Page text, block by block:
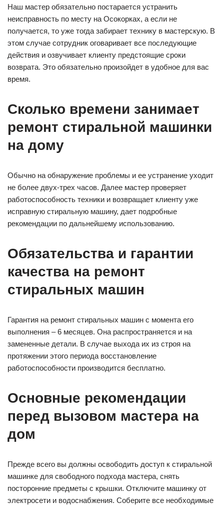
Наш мастер обязательно постарается устранить
неисправность по месту на Осокорках, а если не
получается, то уже тогда забирает технику в мастерскую. В
этом случае сотрудник оговаривает все последующие
действия и озвучивает клиенту предстоящие сроки
возврата. Это обязательно произойдет в удобное для вас
время.
Сколько времени занимает
ремонт стиральной машинки
на дому
Обычно на обнаружение проблемы и ее устранение уходит
не более двух-трех часов. Далее мастер проверяет
работоспособность техники и возвращает клиенту уже
исправную стиральную машину, дает подробные
рекомендации по дальнейшему использованию.
Обязательства и гарантии
качества на ремонт
стиральных машин
Гарантия на ремонт стиральных машин с момента его
выполнения – 6 месяцев. Она распространяется и на
замененные детали. В случае выхода их из строя на
протяжении этого периода восстановление
работоспособности производится бесплатно.
Основные рекомендации
перед вызовом мастера на
дом
Прежде всего вы должны освободить доступ к стиральной
машинке для свободного подхода мастера, снять
посторонние предметы с крышки. Отключите машинку от
электросети и водоснабжения. Соберите все необходимые